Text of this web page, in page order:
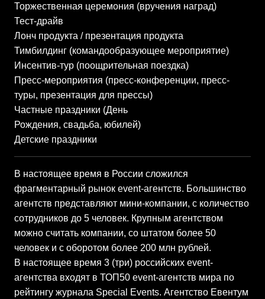
Торжественная церемония (вручения наград)
Тест-драйв
Лонч продукта / презентация продукта
Тимбилдинг (командообразующее мероприятие)
Инсентив-тур (поощрительная поездка)
Пресс-мероприятия (пресс-конференции, пресс-
туры, презентация для прессы)
Частные праздники (День
Рождения, свадьба, юбилей)
Детские праздники
В настоящее время в России сложился
фрагментарный рынок event-агентств. Большинство
агентств представляют мини-компании, с количество
сотрудников до 5 человек. Крупным агентством
можно считать компании, со штатом более 50
человек и с оборотом более 200 млн рублей.
В настоящее время 3 (три) российских event-
агентства входят в ТОП50 event-агентств мира по
рейтингу журнала Special Events. Агентство Евентум